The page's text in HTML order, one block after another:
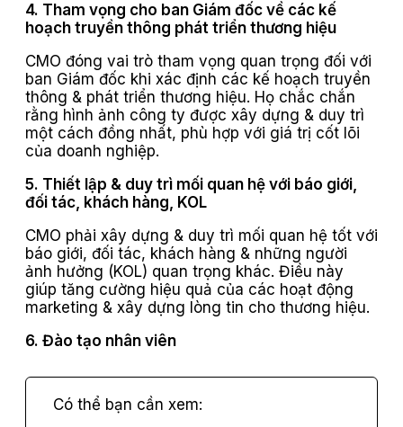
4. Tham vọng cho ban Giám đốc về các kế
hoạch truyền thông phát triển thương hiệu
CMO đóng vai trò tham vọng quan trọng đối với
ban Giám đốc khi xác định các kế hoạch truyền
thông & phát triển thương hiệu. Họ chắc chắn
rằng hình ảnh công ty được xây dựng & duy trì
một cách đồng nhất, phù hợp với giá trị cốt lõi
của doanh nghiệp.
5. Thiết lập & duy trì mối quan hệ với báo giới,
đối tác, khách hàng, KOL
CMO phải xây dựng & duy trì mối quan hệ tốt với
báo giới, đối tác, khách hàng & những người
ảnh hưởng (KOL) quan trọng khác. Điều này
giúp tăng cường hiệu quả của các hoạt động
marketing & xây dựng lòng tin cho thương hiệu.
6. Đào tạo nhân viên